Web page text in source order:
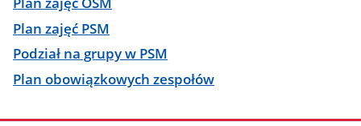
Plan zajęć PSM
Podział na grupy w PSM
Plan obowiązkowych zespołów